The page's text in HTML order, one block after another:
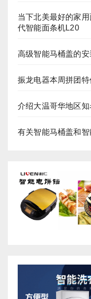
当下北美最好的家
代智能面条机L20
高级智能马桶盖的
振龙电器本周拼团
介绍大温哥华地区
有关智能马桶盖和智